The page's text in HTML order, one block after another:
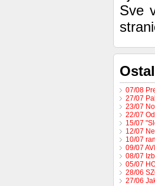
Sve
07/08
27/07
23/07
22/07
15/07
12/07
10/07
09/07
08/07
05/07
28/06
27/06